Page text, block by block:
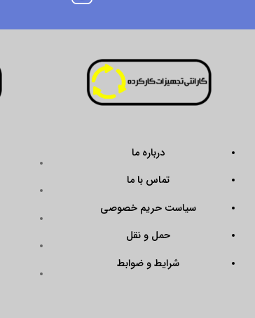
درباره ما
تماس با ما
سیاست حریم خصوصی
حمل و نقل
شرایط و ضوابط